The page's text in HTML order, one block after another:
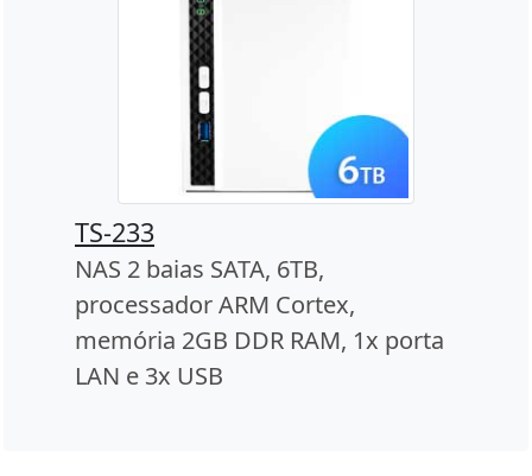
TS-233
NAS 2 baias SATA, 6TB,
processador ARM Cortex,
memória 2GB DDR RAM, 1x porta
LAN e 3x USB